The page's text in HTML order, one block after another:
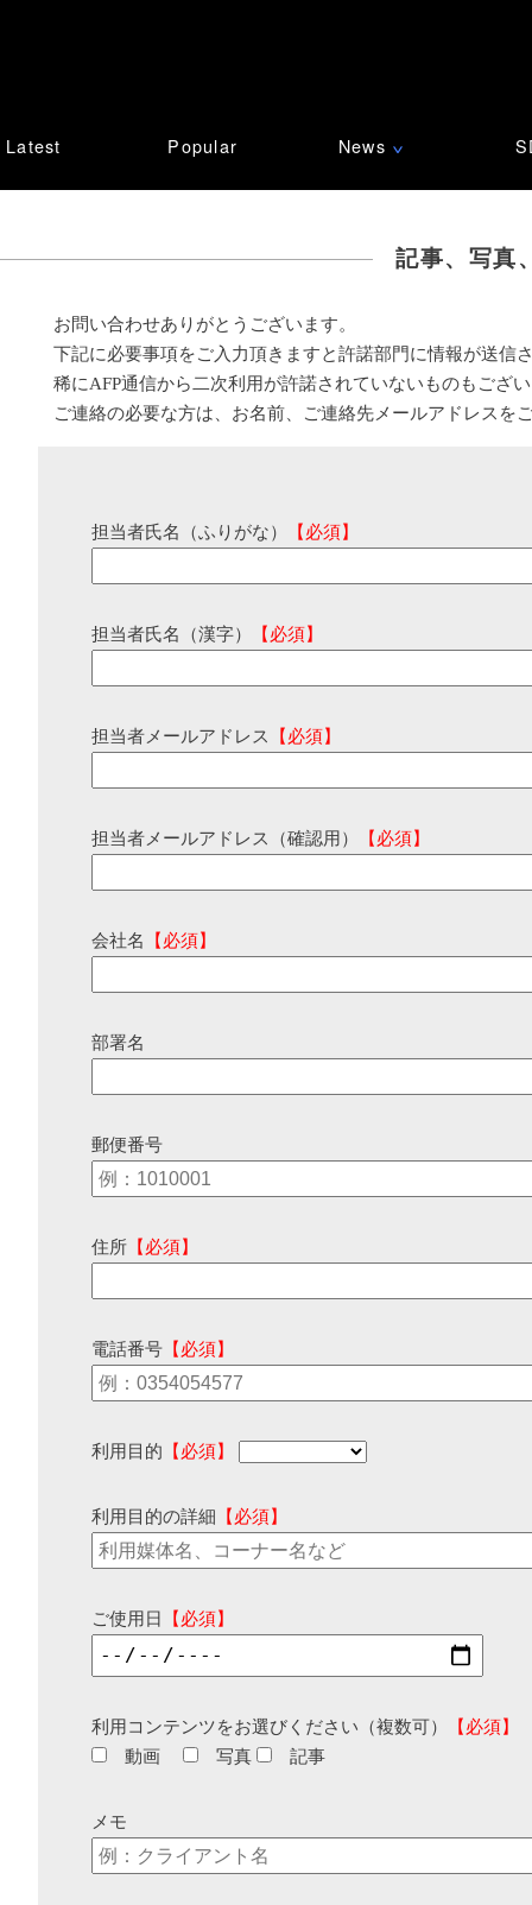
Latest Popular News ∨
記事、写真
お問い合わせありがとうございます。
下記に必要事項をご入力頂きますと許諾部門に情報が送信
稀にAFP通信から二次利用が許諾されていないものもござ
ご連絡の必要な方は、お名前、ご連絡先メールアドレスを
担当者氏名（ふりがな） 【必須】
担当者氏名（漢字） 【必須】
担当者メールアドレス 【必須】
担当者メールアドレス（確認用） 【必須】
会社名 【必須】
部署名
郵便番号
住所 【必須】
電話番号 【必須】
利用目的 【必須】
利用目的の詳細 【必須】
ご使用日 【必須】
利用コンテンツをお選びください（複数可）
【必須】
動画
写真 記事
メモ